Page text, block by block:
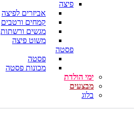
פיצה
אביזרים לפיצה
קמחים ורטבים
מגשים ורשתות
משוט פיצה
פסטה
פסטה
מכונות פסטה
ימי הולדת
מבצעים
בלוג